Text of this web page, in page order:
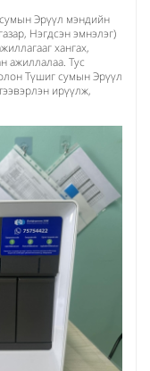
Эрүүл мэндийн
Нэгдсэн эмнэлэг)
хангах,
ажиллалаа. Тус
Түшиг сумын Эрүүл
ирүүлж,